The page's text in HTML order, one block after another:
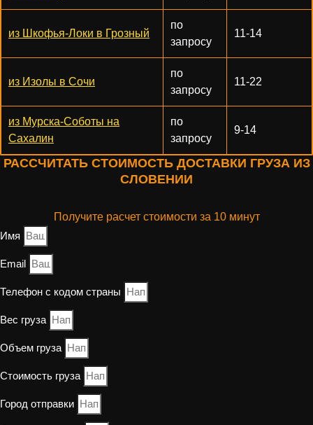
из Шкофья-Локи в Грозный
по
запросу
11-14
из Изолы в Сочи
по
запросу
11-22
из Мурска-Соботы на
Сахалин
по
запросу
9-14
РАССЧИТАТЬ СТОИМОСТЬ ДОСТАВКИ ГРУЗА ИЗ
СЛОВЕНИИ
Получите расчет стоимости за 10 минут
Имя
Email
Телефон с кодом страны
Вес груза
Объем груза
Стоимость груза
Город отправки